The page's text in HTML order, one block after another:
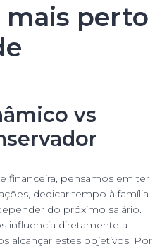
mais perto
vs
financeira, pensamos em ter
dedicar tempo à família
do próximo salário.
influencia diretamente a
alcançar estes objetivos. Por